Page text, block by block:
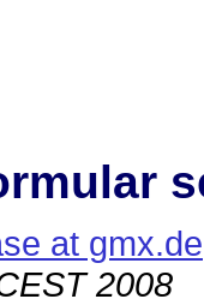
at gmx.de
2008